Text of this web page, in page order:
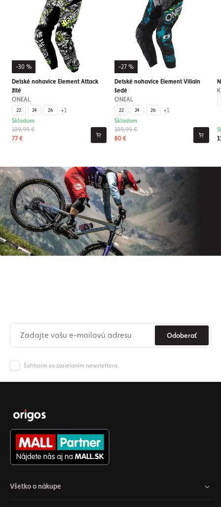
-30 %
Detské nohavice Element Attack
žlté
ONEAL
22 24 26 +1
109,99 €
77 €
Skladom
-27 %
Detské nohavice Element Villain
šedé
ONEAL
22 24 26 +1
109,99 €
80 €
Skladom
Odoberať
Súhlasím so zasielaním newslettera.
Všetko o nákupe